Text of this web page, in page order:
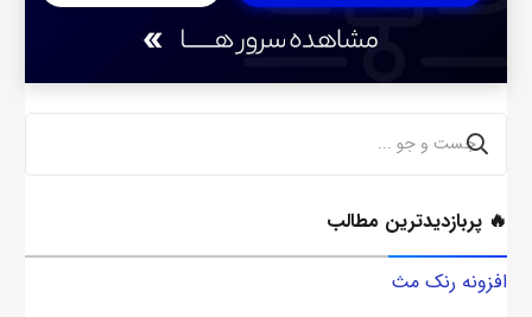
🔥 پربازدیدترین مطالب
افزونه رنک مث